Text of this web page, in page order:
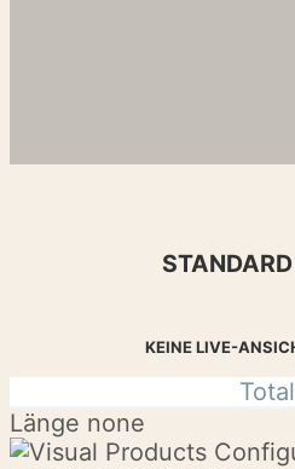
KEINE LIVE-
Länge none